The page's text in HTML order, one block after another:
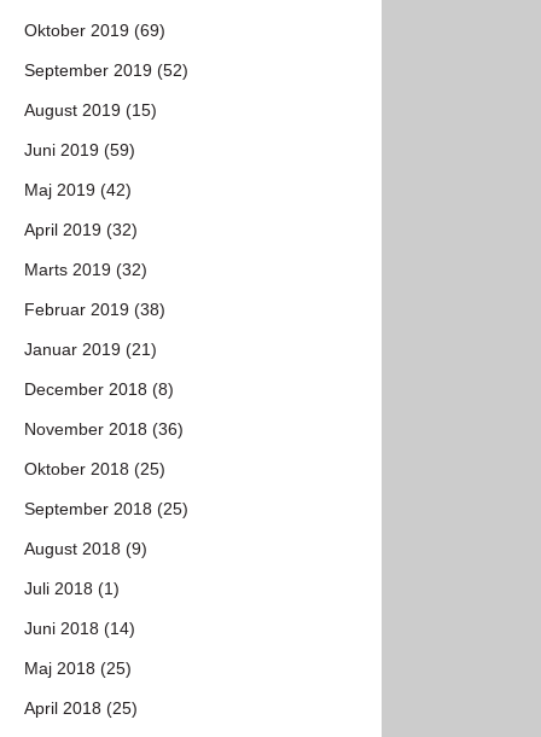
Oktober 2019 (69)
September 2019 (52)
August 2019 (15)
Juni 2019 (59)
Maj 2019 (42)
April 2019 (32)
Marts 2019 (32)
Februar 2019 (38)
Januar 2019 (21)
December 2018 (8)
November 2018 (36)
Oktober 2018 (25)
September 2018 (25)
August 2018 (9)
Juli 2018 (1)
Juni 2018 (14)
Maj 2018 (25)
April 2018 (25)